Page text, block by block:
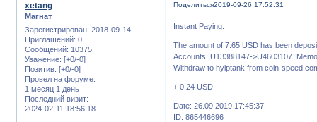
Поделиться2019-09-26 17:52:31
xetang
Магнат
Зарегистрирован: 2018-09-14
Приглашений: 0
Сообщений: 10375
Уважение: [+0/-0]
Позитив: [+0/-0]
Провел на форуме:
1 месяц 1 день
Последний визит:
2024-02-11 18:56:18
Instant Paying:
The amount of 7.65 USD has been
Accounts: U13388147->U4603107.
Withdraw to hyiptank from coin-
+ 0.24 USD
Date: 26.09.2019 17:45:37
ID: 865446696